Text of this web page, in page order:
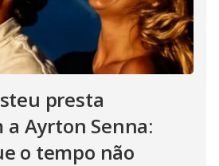
presta
Ayrton Senna:
o tempo não